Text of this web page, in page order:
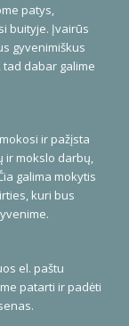
patys,
buityje. Įvairūs
gyvenimiškus
tad dabar galime
ir pažįsta
ir mokslo darbų,
galima mokytis
kuri bus
el. paštu
patarti ir padėti